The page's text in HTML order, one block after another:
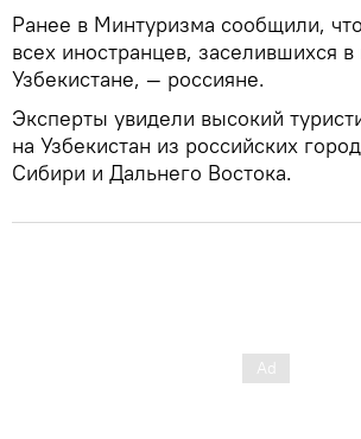
Ранее в Минтуризма сообщили,
всех иностранцев, заселившихся
Узбекистане, — россияне.
Эксперты увидели высокий
на Узбекистан из российских
Сибири и Дальнего Востока.